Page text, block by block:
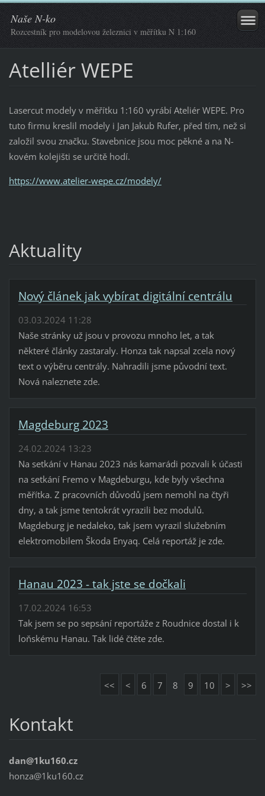
Naše N-ko
Rozcestník pro modelovou železnici v měřítku N 1:160
Atelliér WEPE
Lasercut modely v měřítku 1:160 vyrábí Ateliér WEPE. Pro
tuto firmu kreslil modely i Jan Jakub Rufer, před tím, než si
založil svou značku. Stavebnice jsou moc pěkné a na N-
kovém kolejišti se určitě hodí.
https://www.atelier-wepe.cz/modely/
Aktuality
Nový článek jak vybírat digitální centrálu
03.03.2024 11:28
Naše stránky už jsou v provozu mnoho let, a tak
některé články zastaraly. Honza tak napsal zcela nový
text o výběru centrály. Nahradili jsme původní text.
Nová naleznete zde.
Magdeburg 2023
24.02.2024 13:23
Na setkání v Hanau 2023 nás kamarádi pozvali k účasti
na setkání Fremo v Magdeburgu, kde byly všechna
měřítka. Z pracovních důvodů jsem nemohl na čtyři
dny, a tak jsme tentokrát vyrazili bez modulů.
Magdeburg je nedaleko, tak jsem vyrazil služebním
elektromobilem Škoda Enyaq. Celá reportáž je zde.
Hanau 2023 - tak jste se dočkali
17.02.2024 16:53
Tak jsem se po sepsání reportáže z Roudnice dostal i k
loňskému Hanau. Tak lidé čtěte zde.
<< < 6 7 8 9 10 > >>
Kontakt
dan@1ku160.cz
honza@1ku160.cz